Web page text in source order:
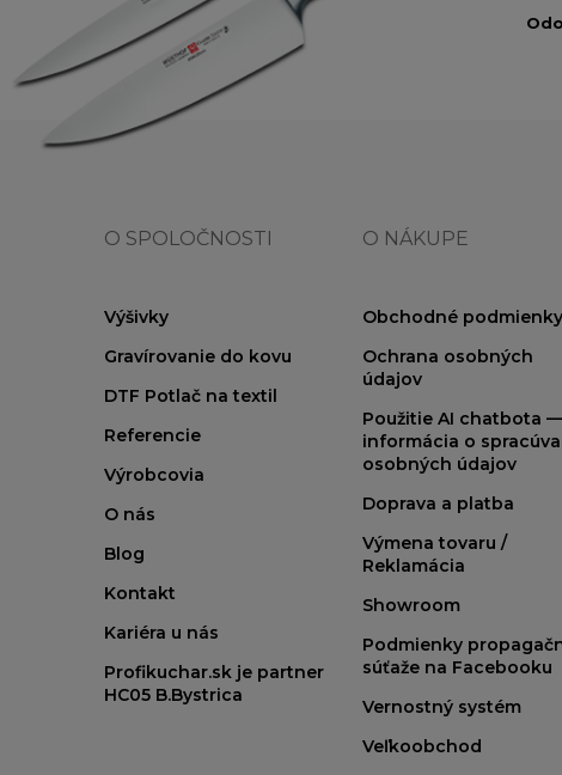
O SPOLOČNOSTI
Výšivky
Gravírovanie do kovu
DTF Potlač na textil
Referencie
Výrobcovia
O nás
Blog
Kontakt
Kariéra u nás
Profikuchar.sk je partner
HC05 B.Bystrica
O NÁKUPE
Obchodné podmienky
Ochrana osobných
údajov
Použitie AI chatbota —
informácia o
osobných údajov
Doprava a platba
Výmena tovaru /
Reklamácia
Showroom
Podmienky
súťaže na Facebooku
Vernostný systém
Veľkoobchod